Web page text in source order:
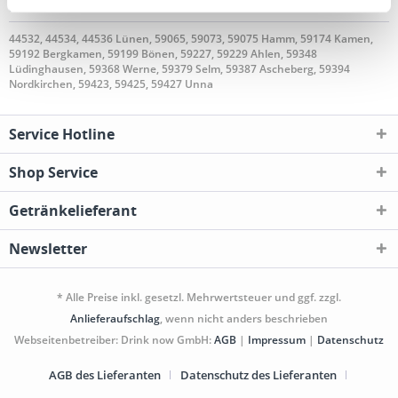
44532, 44534, 44536 Lünen, 59065, 59073, 59075 Hamm, 59174 Kamen,
59192 Bergkamen, 59199 Bönen, 59227, 59229 Ahlen, 59348
Lüdinghausen, 59368 Werne, 59379 Selm, 59387 Ascheberg, 59394
Nordkirchen, 59423, 59425, 59427 Unna
Service Hotline
Shop Service
Getränkelieferant
Newsletter
* Alle Preise inkl. gesetzl. Mehrwertsteuer und ggf. zzgl.
Anlieferaufschlag, wenn nicht anders beschrieben
Webseitenbetreiber: Drink now GmbH:AGB | Impressum | Datenschutz
AGB des Lieferanten
Datenschutz des Lieferanten